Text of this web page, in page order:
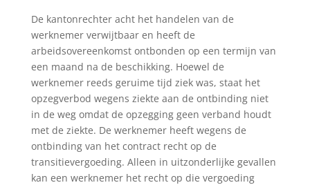
De kantonrechter acht het handelen van de
werknemer verwijtbaar en heeft de
arbeidsovereenkomst ontbonden op een termijn van
een maand na de beschikking. Hoewel de
werknemer reeds geruime tijd ziek was, staat het
opzegverbod wegens ziekte aan de ontbinding niet
in de weg omdat de opzegging geen verband houdt
met de ziekte. De werknemer heeft wegens de
ontbinding van het contract recht op de
transitievergoeding. Alleen in uitzonderlijke gevallen
kan een werknemer het recht op die vergoeding